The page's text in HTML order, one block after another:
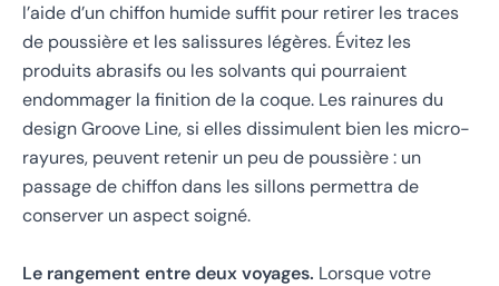
l’aide d’un chiffon humide suffit pour retirer les traces
de poussière et les salissures légères. Évitez les
produits abrasifs ou les solvants qui pourraient
endommager la finition de la coque. Les rainures du
design Groove Line, si elles dissimulent bien les micro-
rayures, peuvent retenir un peu de poussière : un
passage de chiffon dans les sillons permettra de
conserver un aspect soigné.
Le rangement entre deux voyages. Lorsque votre